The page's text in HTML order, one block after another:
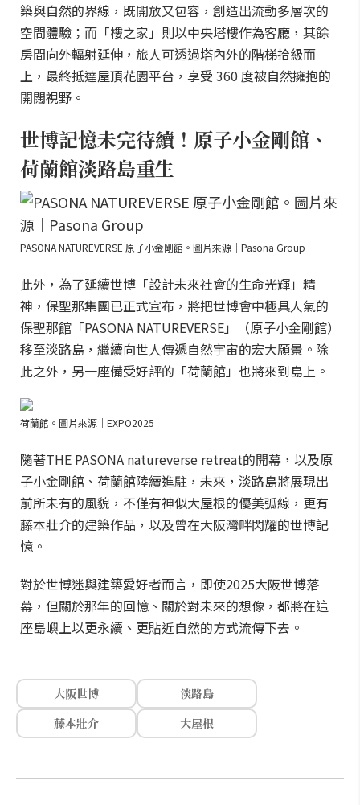
築與自然的界線，既開放又包容，創造出流動多層次的
空間體驗；而「樓之家」則以中央塔樓作為客廳，其餘
房間向外輻射延伸，旅人可透過塔內外的階梯拾級而
上，最終抵達屋頂花園平台，享受 360 度被自然擁抱的
開闊視野。
世博記憶未完待續！原子小金剛館、
荷蘭館淡路島重生
PASONA NATUREVERSE 原子小金剛館。圖片來源｜Pasona Group
此外，為了延續世博「設計未來社會的生命光輝」精
神，保聖那集團已正式宣布，將把世博會中極具人氣的
保聖那館「PASONA NATUREVERSE」（原子小金剛館）
移至淡路島，繼續向世人傳遞自然宇宙的宏大願景。除
此之外，另一座備受好評的「荷蘭館」也將來到島上。
荷蘭館。圖片來源｜EXPO2025
隨著THE PASONA natureverse retreat的開幕，以及原
子小金剛館、荷蘭館陸續進駐，未來，淡路島將展現出
前所未有的風貌，不僅有神似大屋根的優美弧線，更有
藤本壯介的建築作品，以及曾在大阪灣畔閃耀的世博記
憶。
對於世博迷與建築愛好者而言，即使2025大阪世博落
幕，但關於那年的回憶、關於對未來的想像，都將在這
座島嶼上以更永續、更貼近自然的方式流傳下去。
大阪世博
淡路島
藤本壯介
大屋根